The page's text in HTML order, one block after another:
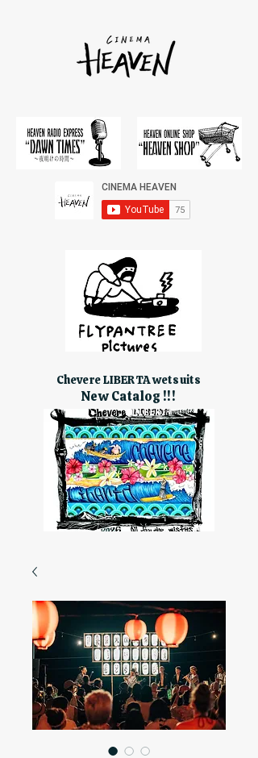
Chevere LIBERTA wetsuits
New Catalog !!!